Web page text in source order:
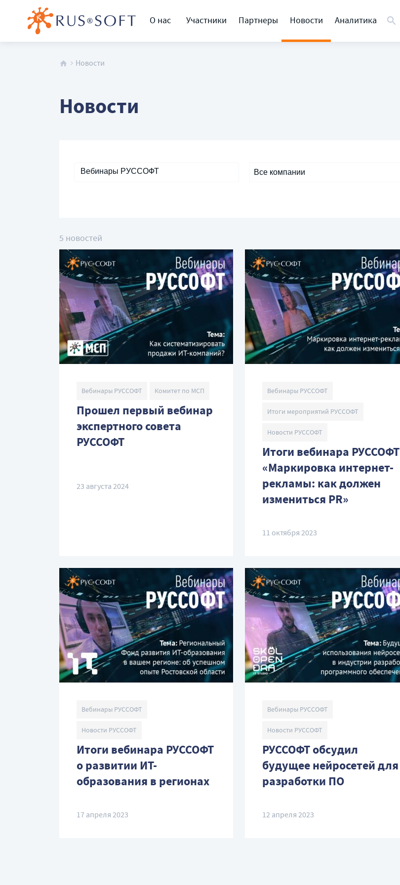
О нас Участники Партнеры Новости Аналитика
Новости
Новости
Вебинары РУССОФТ
5 новостей
Вебинары РУССОФТ Комитет по МСП
Прошел первый вебинар
экспертного совета
РУССОФТ
23 августа 2024
Вебинары РУССОФТ
Итоги мероприятий РУССОФТ
Новости РУССОФТ
Итоги вебинара РУССОФТ
«Маркировка интернет-
рекламы: как должен
измениться PR»
11 октября 2023
Вебинары РУССОФТ
Новости РУССОФТ
Итоги вебинара РУССОФТ
о развитии ИТ-
образования в регионах
17 апреля 2023
Вебинары РУССОФТ
Новости РУССОФТ
РУССОФТ обсудил
будущее нейросетей для
разработки ПО
12 апреля 2023